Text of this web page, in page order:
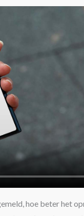
hoe beter het